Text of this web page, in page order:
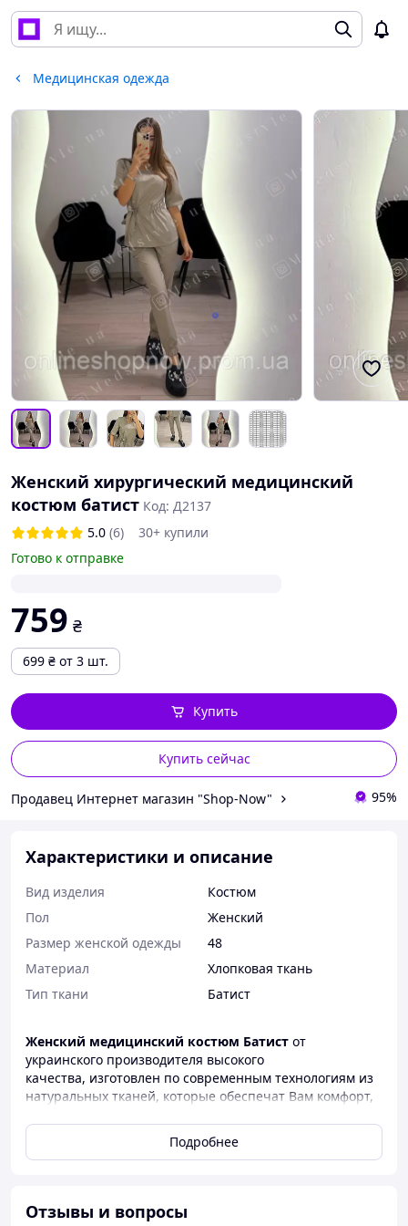
Медицинская одежда
Женский хирургический медицинский
костюм батист Код: Д2137
5.0 (6)
30+ купили
Готово к отправке
759 ₴
699 ₴ от 3 шт.
Купить сейчас
Купить
Продавец Интернет магазин "Shop-Now" 95%
Характеристики и описание
Вид изделия
Костюм
Пол
Женский
Размер женской одежды
48
Материал
Хлопковая ткань
Тип ткани
Батист
Женский медицинский костюм Батист от
украинского производителя высокого
качества, изготовлен по современным технологиям из
натуральных тканей, которые обеспечат Вам комфорт,
износоустойчивости. Изделия из них практичны, легко
стираются, утюжатся, и всегда имеют идеальный вид.
они прекрасно подчеркнут Вашу индивидуальность.
Подробнее
Отзывы и вопросы